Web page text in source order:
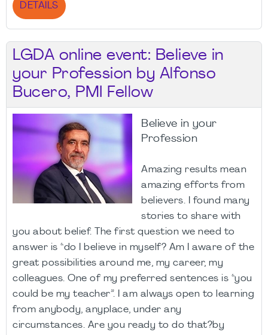
DETAILS
LGDA online event: Believe in
your Profession by Alfonso
Bucero, PMI Fellow
Believe in your
Profession
Amazing results mean
amazing efforts from
believers. I found many
stories to share with
you about belief. The first question we need to
answer is “do I believe in myself? Am I aware of the
great possibilities around me, my career, my
colleagues. One of my preferred sentences is “you
could be my teacher”. I am always open to learning
from anybody, anyplace, under any
circumstances. Are you ready to do that?by